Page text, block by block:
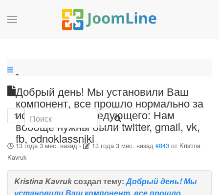
Добрый день! Мы установили Ваш
компонент, все прошло нормально за
исключением следующего: Нам
вообще нужны были twitter, gmail, vk,
fb, odnoklassniki
1
13 года 3 мес. назад- 13 года 3 мес. назад #843 от Kristina
Kavruk
Kristina Kavrukсоздал тему:Добрый день! Мы